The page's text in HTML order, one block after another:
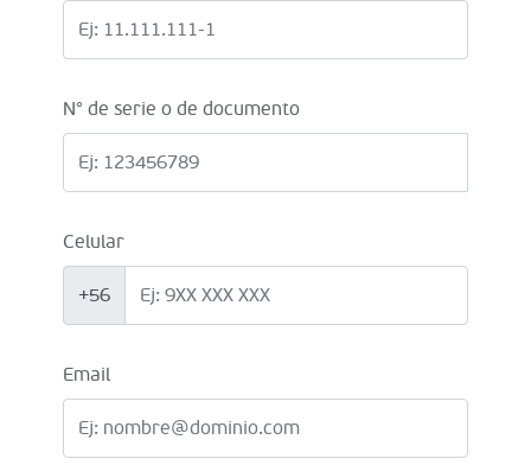
N° de serie o de documento
Celular
+56
Email